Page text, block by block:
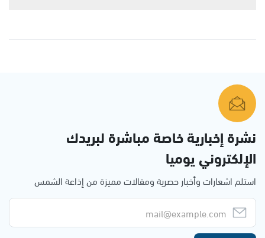
نشرة إخبارية خاصة مباشرة لبريدك
الإلكتروني يوميا
استلم اشعارات وأخبار حصرية ومقالات مميزة من إذاعة الشمس